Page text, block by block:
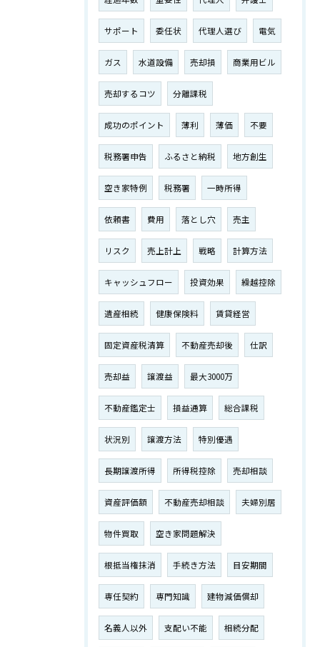
サポート 委任状 代理人選び 電気
ガス 水道設備 売却損 商業用ビル
売却するコツ 分離課税
成功のポイント 薄利 薄価 不要
税務署申告 ふるさと納税 地方創生
空き家特例 税務署 一時所得
依頼書 費用 落とし穴 売主
リスク 売上計上 戦略 計算方法
キャッシュフロー 投資効果 繰越控除
遺産相続 健康保険料 賃貸経営
固定資産税清算 不動産売却後 仕訳
売却益 譲渡益 最大3000万
不動産鑑定士 損益通算 総合課税
状況別 譲渡方法 特別優遇
長期譲渡所得 所得税控除 売却相談
資産評価額 不動産売却相談 夫婦別居
物件買取 空き家問題解決
根抵当権抹消 手続き方法 目安期間
専任契約 専門知識 建物減価償却
名義人以外 支配い不能 相続分配